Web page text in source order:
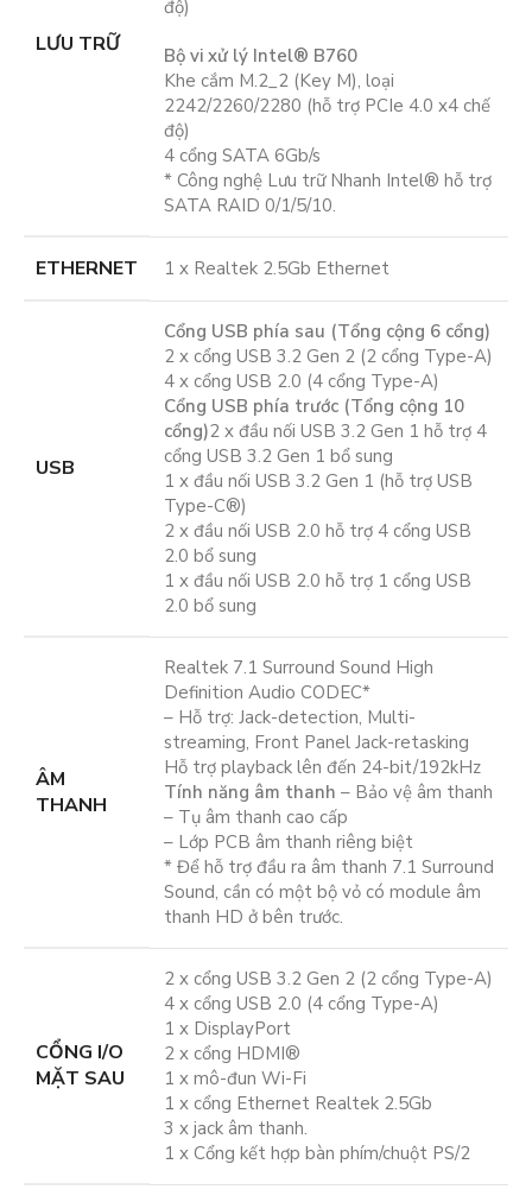
LƯU TRỮ
độ)
Bộ vi xử lý Intel® B760
Khe cắm M.2_2 (Key M), loại
2242/2260/2280 (hỗ trợ PCIe 4.0 x4 chế
độ)
4 cổng SATA 6Gb/s
* Công nghệ Lưu trữ Nhanh Intel® hỗ trợ
SATA RAID 0/1/5/10.
ETHERNET 1 x Realtek 2.5Gb Ethernet
USB
Cổng USB phía sau (Tổng cộng 6 cổng)
2 x cổng USB 3.2 Gen 2 (2 cổng Type-A)
4 x cổng USB 2.0 (4 cổng Type-A)
Cổng USB phía trước (Tổng cộng 10
cổng)2 x đầu nối USB 3.2 Gen 1 hỗ trợ 4
cổng USB 3.2 Gen 1 bổ sung
1 x đầu nối USB 3.2 Gen 1 (hỗ trợ USB
Type-C®)
2 x đầu nối USB 2.0 hỗ trợ 4 cổng USB
2.0 bổ sung
1 x đầu nối USB 2.0 hỗ trợ 1 cổng USB
2.0 bổ sung
ÂM
THANH
Realtek 7.1 Surround Sound High
Definition Audio CODEC*
– Hỗ trợ: Jack-detection, Multi-
streaming, Front Panel Jack-retasking
Hỗ trợ playback lên đến 24-bit/192kHz
Tính năng âm thanh – Bảo vệ âm thanh
– Tụ âm thanh cao cấp
– Lớp PCB âm thanh riêng biệt
* Để hỗ trợ đầu ra âm thanh 7.1 Surround
Sound, cần có một bộ vỏ có module âm
thanh HD ở bên trước.
CỔNG I/O
MẶT SAU
2 x cổng USB 3.2 Gen 2 (2 cổng Type-A)
4 x cổng USB 2.0 (4 cổng Type-A)
1 x DisplayPort
2 x cổng HDMI®
1 x mô-đun Wi-Fi
1 x cổng Ethernet Realtek 2.5Gb
3 x jack âm thanh.
1 x Cổng kết hợp bàn phím/chuột PS/2